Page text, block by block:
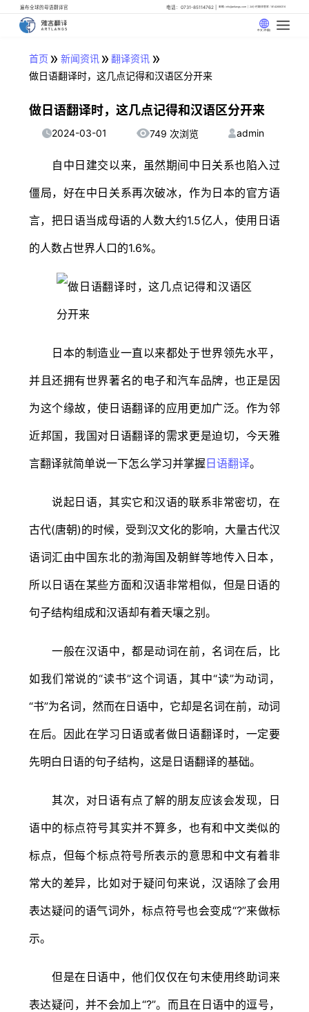
遍布全球的母语翻译官 电话：0731-85114762 邮箱: info@artlangs.com 24小时翻译管家: 18142666316
中文 (中国)
首页 » 新闻资讯» 翻译资讯 »
做日语翻译时，这几点记得和汉语区分开来
做日语翻译时，这几点记得和汉语区分开来
2024-03-01 749 次浏览 admin
自中日建交以来，虽然期间中日关系也陷入过
僵局，好在中日关系再次破冰，作为日本的官方语
言，把日语当成母语的人数大约1.5亿人，使用日语
的人数占世界人口的1.6%。
日本的制造业一直以来都处于世界领先水平，
并且还拥有世界著名的电子和汽车品牌，也正是因
为这个缘故，使日语翻译的应用更加广泛。作为邻
近邦国，我国对日语翻译的需求更是迫切，今天雅
言翻译就简单说一下怎么学习并掌握日语翻译。
说起日语，其实它和汉语的联系非常密切，在
古代(唐朝)的时候，受到汉文化的影响，大量古代汉
语词汇由中国东北的渤海国及朝鲜等地传入日本，
所以日语在某些方面和汉语非常相似，但是日语的
句子结构组成和汉语却有着天壤之别。
一般在汉语中，都是动词在前，名词在后，比
如我们常说的“读书”这个词语，其中“读”为动词，
“书”为名词，然而在日语中，它却是名词在前，动词
在后。因此在学习日语或者做日语翻译时，一定要
先明白日语的句子结构，这是日语翻译的基础。
其次，对日语有点了解的朋友应该会发现，日
语中的标点符号其实并不算多，也有和中文类似的
标点，但每个标点符号所表示的意思和中文有着非
常大的差异，比如对于疑问句来说，汉语除了会用
表达疑问的语气词外，标点符号也会变成“?”来做标
示。
但是在日语中，他们仅仅在句末使用终助词来
表达疑问，并不会加上“?”。而且在日语中的逗号，